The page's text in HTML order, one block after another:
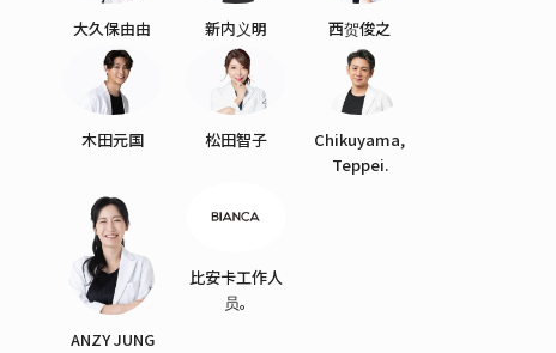
大久保由由 新内义明 西贺俊之
木田元国 松田智子
Chikuyama,
Teppei.
ANZY JUNG
比安卡工作人
员。